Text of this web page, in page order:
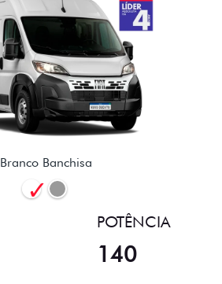
Branco Banchisa
POTÊNCIA
140